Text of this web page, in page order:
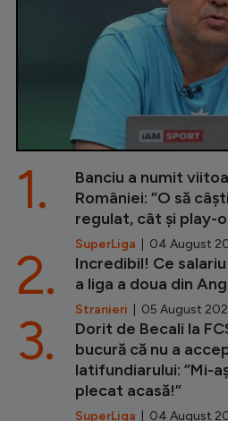
Banciu a numit
României: ”O să
regulat, cât și play-
SuperLiga | 04 August
1.
Incredibil! Ce
a liga a doua din
Stranieri | 05 August
2.
Dorit de Becali la
bucură că nu a
latifundiarului: ”Mi-
plecat acasă!”
SuperLiga | 04 August
3.